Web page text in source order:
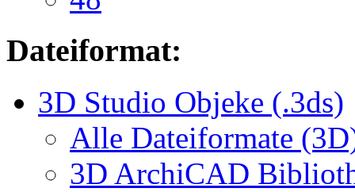
Dateiformat:
3D Studio Objeke (.3ds)
Alle Dateiformate
3D ArchiCAD